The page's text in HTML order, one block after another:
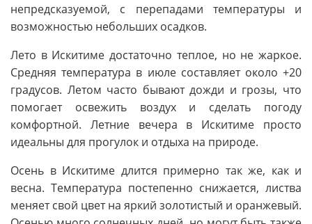
непредсказуемой, с перепадами температуры и
возможностью небольших осадков.
Лето в Искитиме достаточно теплое, но не жаркое.
Средняя температура в июле составляет около +20
градусов. Летом часто бывают дожди и грозы, что
помогает освежить воздух и сделать погоду
комфортной. Летние вечера в Искитиме просто
идеальны для прогулок и отдыха на природе.
Осень в Искитиме длится примерно так же, как и
весна. Температура постепенно снижается, листва
меняет свой цвет на яркий золотистый и оранжевый.